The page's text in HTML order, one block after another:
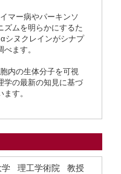
マー病やパーキンソ
ズムを明らかにするた
シヌクレインがシナプ
ます。
胞内の生体分子を可視
学の最新の知見に基づ
す。
学 理工学術院 教授